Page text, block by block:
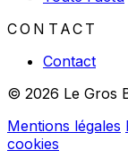
CONTACT
Contact
© 2026 Le Gros
Mentions légales
cookies